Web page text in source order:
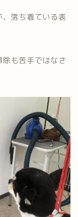
落ち着ている表
も苦手ではなさ